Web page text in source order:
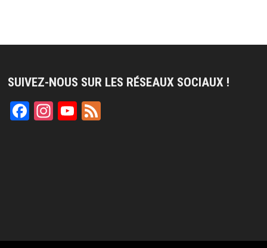
SUIVEZ-NOUS SUR LES RÉSEAUX SOCIAUX !
Facebook
Instagram
YouTube
Feed